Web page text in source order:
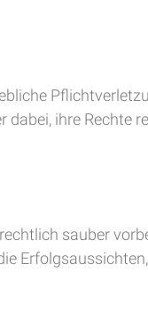
ihre Rechte
sauber